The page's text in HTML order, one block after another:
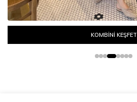
KOMBİNİ KEŞFET